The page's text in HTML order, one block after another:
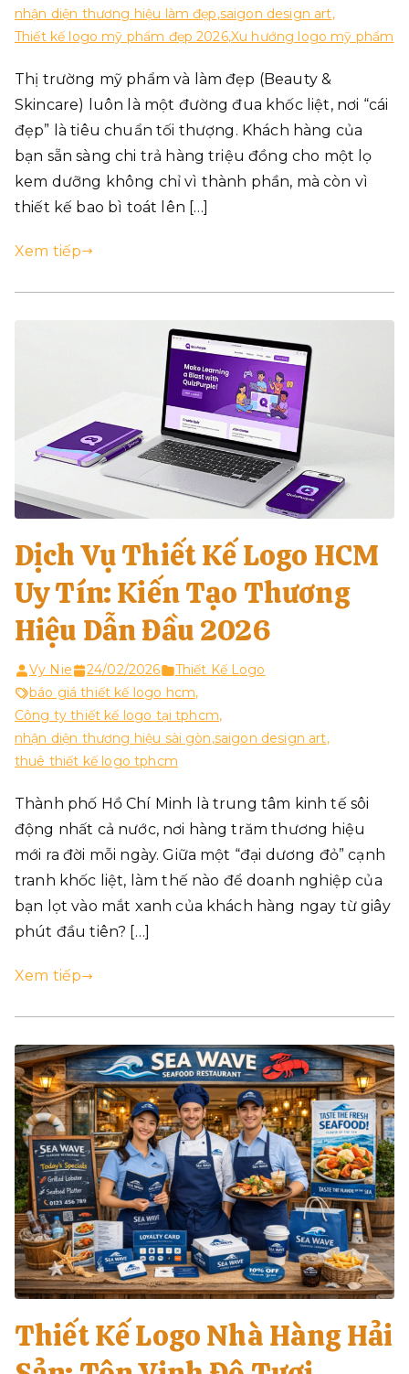
nhận diện thương hiệu làm đẹp,saigon design art,
Thiết kế logo mỹ phẩm đẹp 2026,Xu hướng logo mỹ phẩm
Thị trường mỹ phẩm và làm đẹp (Beauty &
Skincare) luôn là một đường đua khốc liệt, nơi “cái
đẹp” là tiêu chuẩn tối thượng. Khách hàng của
bạn sẵn sàng chi trả hàng triệu đồng cho một lọ
kem dưỡng không chỉ vì thành phần, mà còn vì
thiết kế bao bì toát lên […]
Xem tiếp
Dịch Vụ Thiết Kế Logo HCM
Uy Tín: Kiến Tạo Thương
Hiệu Dẫn Đầu 2026
Vy Nie 24/02/2026
Thiết Kế Logo
báo giá thiết kế logo hcm,
Công ty thiết kế logo tại tphcm,
nhận diện thương hiệu sài gòn,saigon design art,
thuê thiết kế logo tphcm
Thành phố Hồ Chí Minh là trung tâm kinh tế sôi
động nhất cả nước, nơi hàng trăm thương hiệu
mới ra đời mỗi ngày. Giữa một “đại dương đỏ” cạnh
tranh khốc liệt, làm thế nào để doanh nghiệp của
bạn lọt vào mắt xanh của khách hàng ngay từ giây
phút đầu tiên? […]
Xem tiếp
Thiết Kế Logo Nhà Hàng Hải